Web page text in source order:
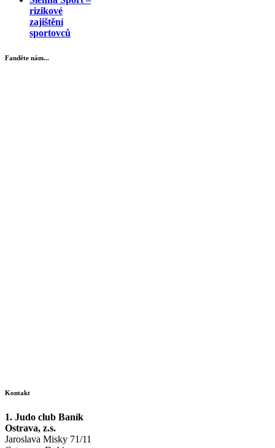
rizikové
zajištění
sportovců
Fanděte nám...
Kontakt
1. Judo club Baník
Ostrava, z.s.
Jaroslava Misky 71/11